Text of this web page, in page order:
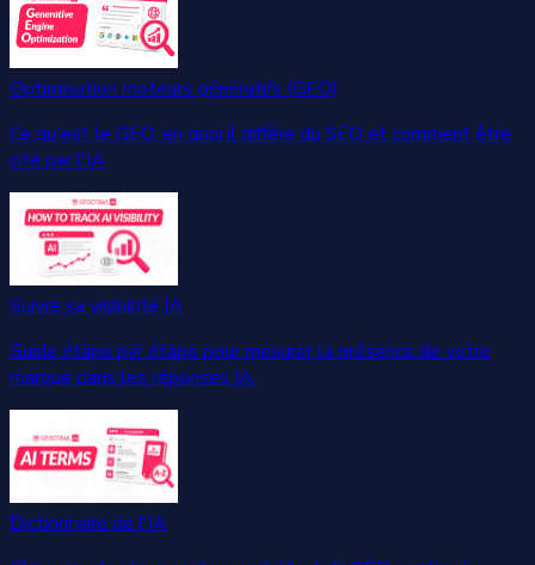
Optimisation moteurs génératifs (GEO)
Ce qu'est le GEO, en quoi il diffère du SEO et comment être
cité par l'IA.
Suivre sa visibilité IA
Guide étape par étape pour mesurer la présence de votre
marque dans les réponses IA.
Dictionnaire de l'IA